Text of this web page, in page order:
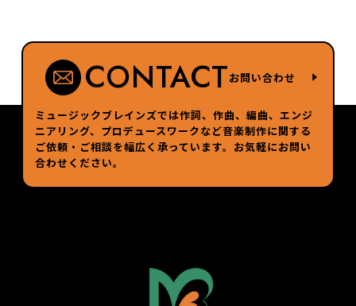
CONTACTお問い合わせ
ミュージックブレインズでは作詞、作曲、編曲、エンジ
ニアリング、プロデュースワークなど音楽制作に関する
ご依頼・ご相談を幅広く承っています。お気軽にお問い
合わせください。